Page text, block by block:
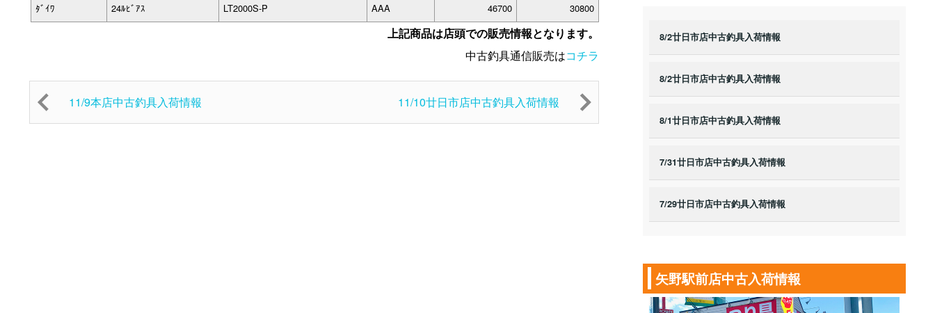
ﾀﾞｲﾜ 24ﾙﾋﾞｱｽ LT2000S-P AAA 46700 30800
上記商品は店頭での販売情報となります。
中古釣具通信販売はコチラ
11/9本店中古釣具入荷情報 11/10廿日市店中古釣具入荷情報
8/2廿日市店中古釣具入荷情報
8/2廿日市店中古釣具入荷情報
8/1廿日市店中古釣具入荷情報
7/31廿日市店中古釣具入荷情報
7/29廿日市店中古釣具入荷情報
矢野駅前店中古入荷情報